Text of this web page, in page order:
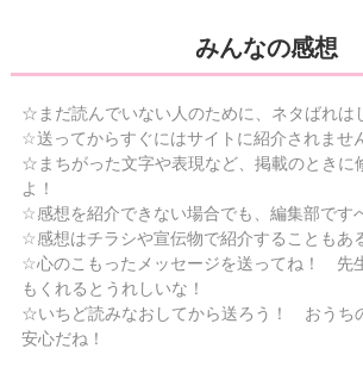
みんなの感想
☆まだ読んでいない人のために、ネタばれは
☆送ってからすぐにはサイトに紹介されません
☆まちがった文字や表現など、掲載のときに
よ！
☆感想を紹介できない場合でも、編集部です
☆感想はチラシや宣伝物で紹介することもあ
☆心のこもったメッセージを送ってね！ 先
もくれるとうれしいな！
☆いちど読みなおしてから送ろう！ おうち
安心だね！